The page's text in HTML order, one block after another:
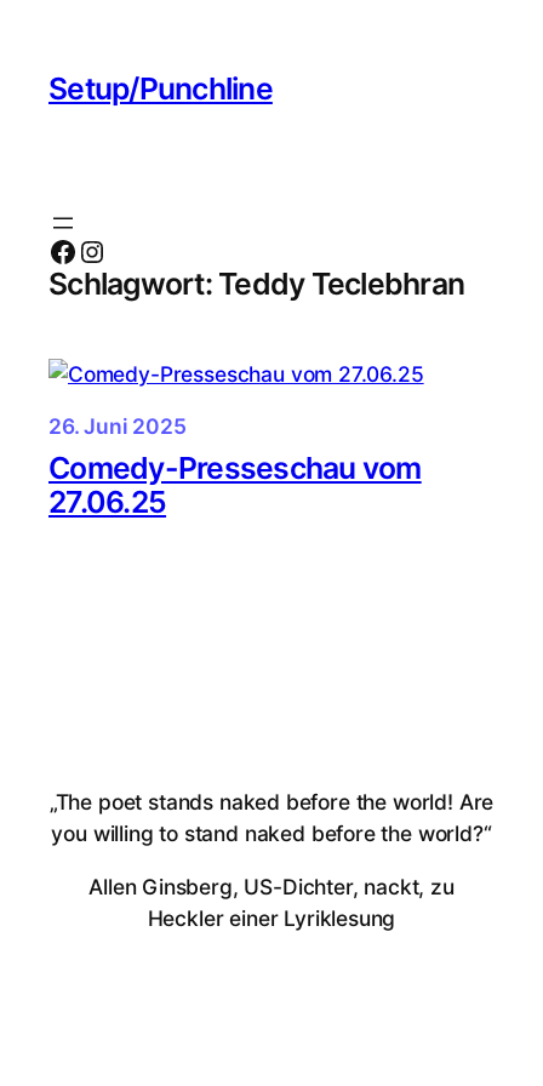
springen
Setup/Punchline
Facebook Instagram
Schlagwort: Teddy Teclebhran
26. Juni 2025
Comedy-Presseschau vom
27.06.25
„The poet stands naked before the world! Are
you willing to stand naked before the world?“
Allen Ginsberg, US-Dichter, nackt, zu
Heckler einer Lyriklesung